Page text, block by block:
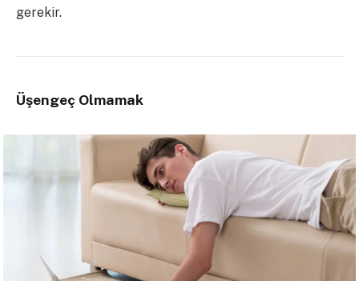
gerekir.
Üşengeç Olmamak